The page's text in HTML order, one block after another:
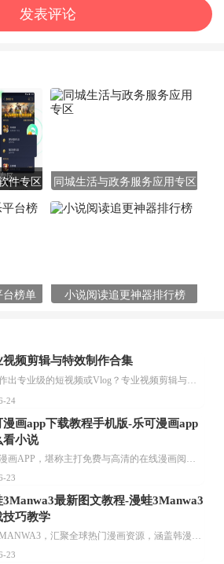
件专区 同城生活与政务服务应用专区
台榜单 小说阅读追更神器排行榜
视频剪辑与特效制作合集
想制作出专业级的短视频或Vlog？专业视频剪辑与特效制作大全专题为你提供了从剪辑、抠像到特效包装的全套解决方案。无论是添加炫酷的片头、进行精准的视频抠图，还是制...
24
漫画app下载教程手机版-乐可漫画app
看小说
乐可漫画APP，堪称主打免费与高清的在线漫画阅读神器。其官方版提供海量完整版漫画资源，无论是国内漫画，还是日漫、韩漫、台漫、美漫等国外漫画，应有尽有，随时供你阅读。只需轻点一下，便能直接进入阅读界面。不仅如此，乐可漫画最新版本更新速度极快，在这里，你总能抢先看到全网一手漫画章节内容！...
23
3Manwa3最新图文教程-漫蛙3Manwa3
技巧教学
漫蛙MANWA3，汇聚全球热门漫画资源，涵盖韩漫、欧美漫画、国漫等多种类型，题材丰富多样，全方位满足用户阅读喜好。它不仅是阅读平台，更是创作平台，为广大用户打造零门槛创作环境。...
23